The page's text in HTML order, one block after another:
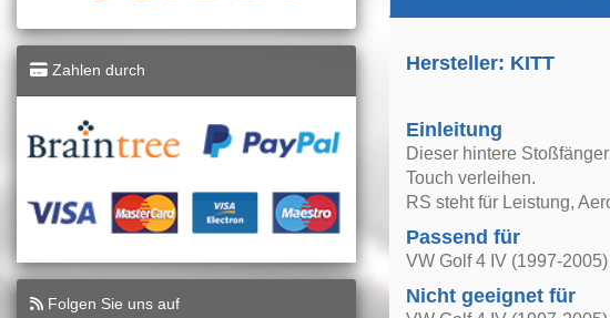
Zahlen durch
Folgen Sie uns auf
Hersteller: KITT
Einleitung
Dieser hintere
Touch verleihen.
RS steht für Leistung,
Passend für
VW Golf 4 IV (1997-
Nicht geeignet für